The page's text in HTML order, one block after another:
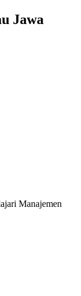
Jawa
Manajemen